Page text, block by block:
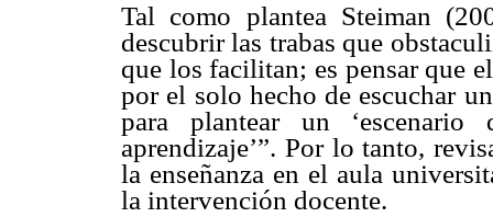
Tal como plantea Steiman
descubrir las trabas que
que los facilitan; es pensar que
por el solo hecho de escuchar
para plantear un ‘escenario
aprendizaje’”. Por lo tanto,
la enseñanza en el aula
la intervención docente.